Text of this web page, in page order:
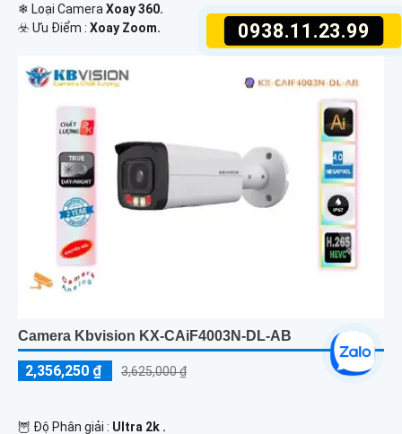
0938.11.23.99
❄ Loại Camera Xoay 360.
️☣️ Ưu Điểm : Xoay Zoom.
Camera Kbvision KX-CAiF4003N-DL-AB
2,356,250 ₫ 3,625,000 ₫
🦉 Độ Phân giải : Ultra 2k .